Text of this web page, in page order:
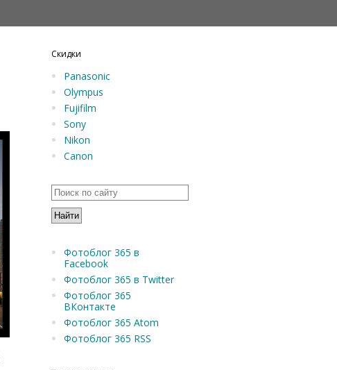
Скидки
Panasonic
Olympus
Fujifilm
Sony
Nikon
Canon
Фотоблог 365 в
Facebook
Фотоблог 365 в Twitter
Фотоблог 365
ВКонтакте
Фотоблог 365 Atom
Фотоблог 365 RSS